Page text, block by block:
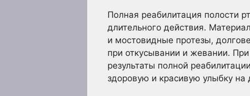
Полная реабилитация полости
длительного действия.
и мостовидные протезы,
при откусывании и жевании.
результаты полной
здоровую и красивую улыбку на